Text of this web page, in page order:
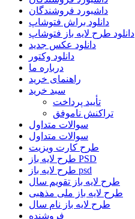
داشبورد فروشندگان
دانلود براش فتوشاپ
دانلود طرح لایه باز فتوشاپ
دانلود عکس جدید
دانلود وکتور
درباره ما
راهنمای خرید
سبد خرید
تأیید پرداخت
تراکنش ناموفق
سوالات متداول
سوالات متداول
طرح کارت ویزیت
طرح لایه باز PSD
طرح لایه باز psd
طرح لایه باز تقویم سال
طرح لایه باز ملی مذهبی
طرح لایه باز نام سال
فروشنده